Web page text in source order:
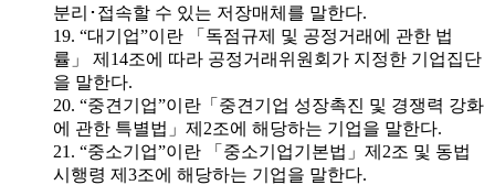
분리･접속할 수 있는 저장매체를 말한다.
19. “대기업”이란 「독점규제 및 공정거래에 관한 법
률」 제14조에 따라 공정거래위원회가 지정한 기업집단
을 말한다.
20. “중견기업”이란「중견기업 성장촉진 및 경쟁력 강화
에 관한 특별법」제2조에 해당하는 기업을 말한다.
21. “중소기업”이란 「중소기업기본법」제2조 및 동법
시행령 제3조에 해당하는 기업을 말한다.